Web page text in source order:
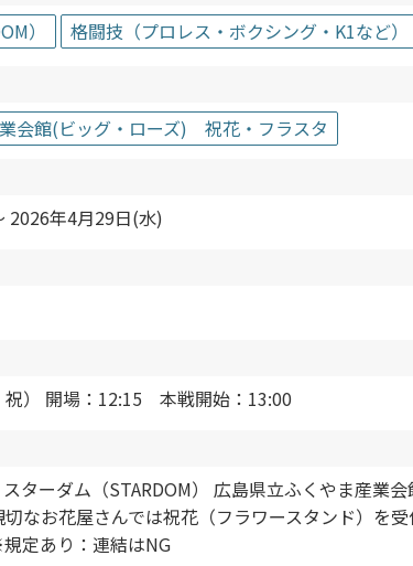
）
格闘技（プロレス・ボクシング・K1など）
会館(ビッグ・ローズ) 祝花・フラスタ
2026年4月29日(水)
祝） 開場：12:15 本戦開始：13:00
スターダム（STARDOM） 広島県立ふくやま産業
なお花屋さんでは祝花（フラワースタンド）を
定あり：連結はNG